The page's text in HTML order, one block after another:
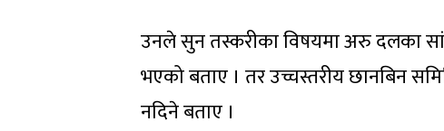
उनले सुन तस्करीका विषयमा अरु दलका
भएको बताए । तर उच्चस्तरीय छानबिन
नदिने बताए ।